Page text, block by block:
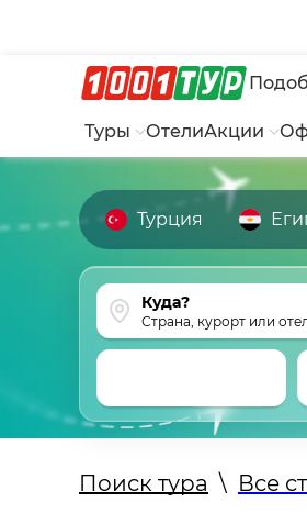
Туры ОтелиАкции
Турция
Страна, курорт или
Поиск тура \ Все